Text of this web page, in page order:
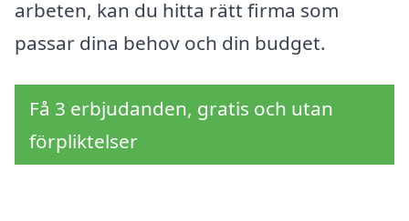
arbeten, kan du hitta rätt firma som
passar dina behov och din budget.
Få 3 erbjudanden, gratis och utan
förpliktelser